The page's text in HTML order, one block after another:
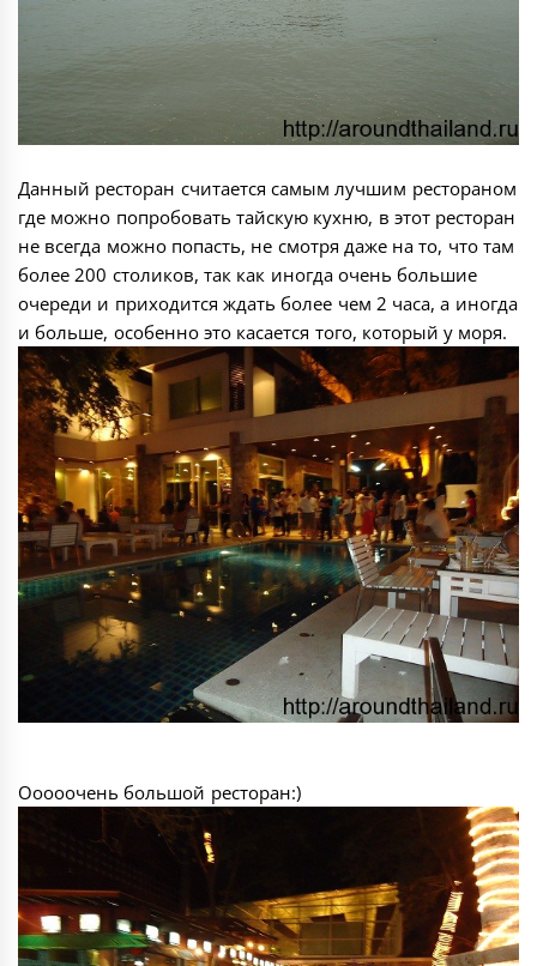
Данный ресторан считается самым лучшим рестораном
где можно попробовать тайскую кухню, в этот ресторан
не всегда можно попасть, не смотря даже на то, что там
более 200 столиков, так как иногда очень большие
очереди и приходится ждать более чем 2 часа, а иногда
и больше, особенно это касается того, который у моря.
Ооооочень большой ресторан:)